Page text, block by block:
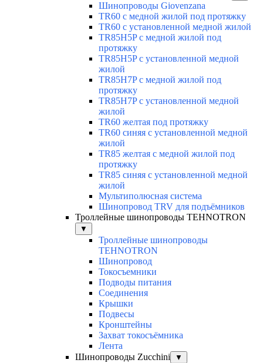
Шинопроводы Giovenzana
TR60 с медной жилой под протяжку
TR60 с установленной медной жилой
TR85H5P с медной жилой под
протяжку
TR85H5P с установленной медной
жилой
TR85H7P с медной жилой под
протяжку
TR85H7P с установленной медной
жилой
TR60 желтая под протяжку
TR60 синяя с установленной медной
жилой
TR85 желтая с медной жилой под
протяжку
TR85 синяя с установленной медной
жилой
Мультиполюсная система
Шинопровод TRV для подъёмников
Троллейные шинопроводы TEHNOTRON
▼
Троллейные шинопроводы
TEHNOTRON
Шинопровод
Токосъемники
Подводы питания
Соединения
Крышки
Подвесы
Кронштейны
Захват токосъёмника
Лента
Шинопроводы Zucchini
▼